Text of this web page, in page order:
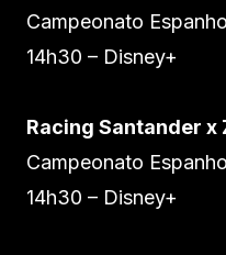
Campeonato
14h30 – Disney+
Racing Santander x
Campeonato
14h30 – Disney+